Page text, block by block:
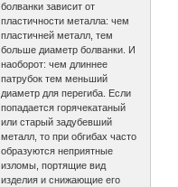
болванки зависит от
пластичности металла: чем
пластичней металл, тем
больше диаметр болванки. И
наоборот: чем длиннее
патрубок тем меньший
диаметр для перегиба. Если
попадается горячекатаный
или старый задубевший
металл, то при обгибах часто
образуются неприятные
изломы, портящие вид
изделия и снижающие его